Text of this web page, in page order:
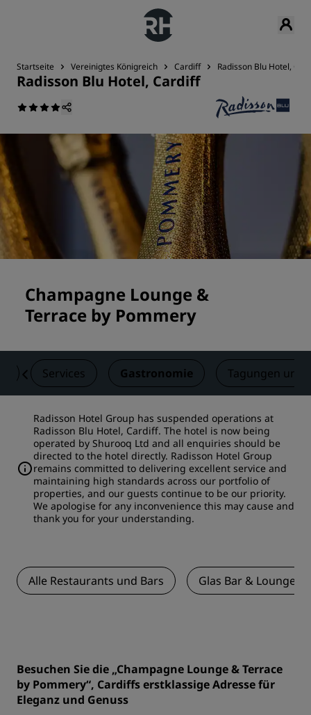
Startseite Vereinigtes Königreich Cardiff Radisson Blu Hotel,
Radisson Blu Hotel, Cardiff
Champagne Lounge &
Terrace by Pommery
Services Gastronomie Tagungen und
Radisson Hotel Group has suspended operations at
Radisson Blu Hotel, Cardiff. The hotel is now being
operated by Shurooq Ltd and all enquiries should be
directed to the hotel directly. Radisson Hotel Group
remains committed to delivering excellent service and
maintaining high standards across our portfolio of
properties, and our guests continue to be our priority.
We apologise for any inconvenience this may cause and
thank you for your understanding.
Alle Restaurants und Bars Glas Bar & Lounge
Besuchen Sie die „Champagne Lounge & Terrace
by Pommery“, Cardiffs erstklassige Adresse für
Eleganz und Genuss